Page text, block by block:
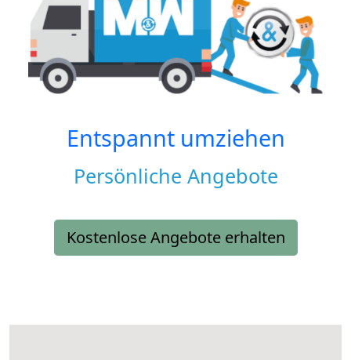
Entspannt umziehen
Persönliche Angebote
Kostenlose Angebote erhalten